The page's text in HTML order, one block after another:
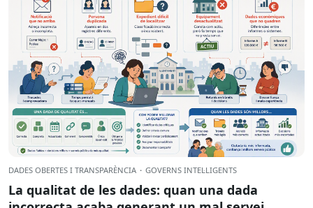
DADES OBERTES I TRANSPARÈNCIA · GOVERNS INTEL·LIGENTS
La qualitat de les dades: quan una dada